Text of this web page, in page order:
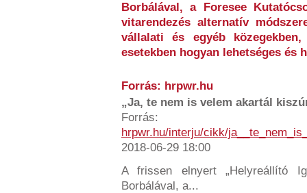
Borbálával, a Foresee
vitarendezés alternatív
vállalati és egyéb
esetekben hogyan lehetséges és
Forrás: hrpwr.hu
„Ja, te nem is velem akartál
Forrás:
hrpwr.hu/interju/cikk/
2018-06-29 18:00
A frissen elnyert „Helyreállító
Borbálával, a...